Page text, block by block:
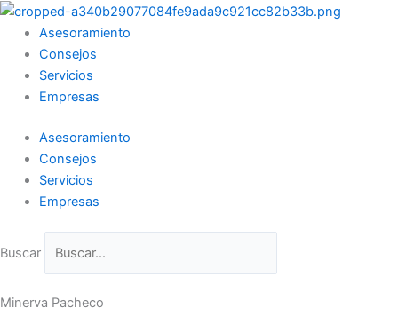
Ir
contenido
Asesoramiento
Consejos
Servicios
Empresas
Asesoramiento
Consejos
Servicios
Empresas
Buscar
Minerva Pacheco